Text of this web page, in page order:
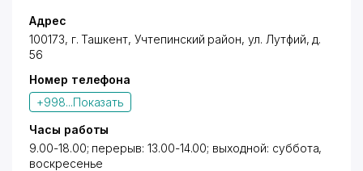
Адрес
100173, г. Ташкент,Учтепинский район,ул. Лутфий, д.
56
Номер телефона
+998...Показать
Часы работы
9.00-18.00; перерыв: 13.00-14.00; выходной: суббота,
воскресенье